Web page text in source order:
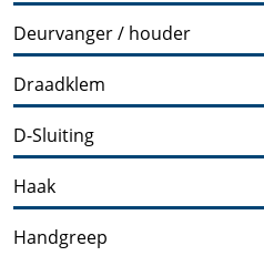
Deurvanger / houder
Draadklem
D-Sluiting
Haak
Handgreep